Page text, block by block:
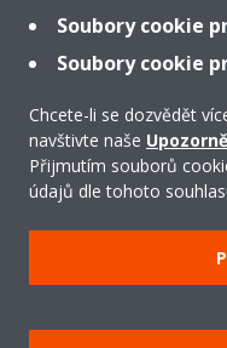
Produkty
Právní upozornění/Imprint
Směrnice o
Všeobecné
Soubory cookie
Soubory cookie
Chcete-li se dozvědět
navštivte naše
Přijmutím souborů
údajů dle tohoto